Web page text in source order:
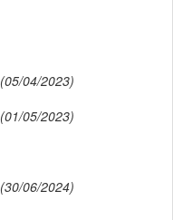
(05/04/2023)
(01/05/2023)
(30/06/2024)